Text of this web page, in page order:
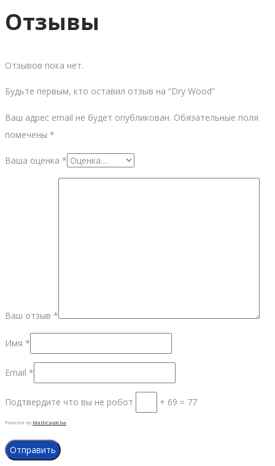
Отзывы
Отзывов пока нет.
Будьте первым, кто оставил отзыв на “Dry Wood”
Ваш адрес email не будет опубликован. Обязательные поля
помечены *
Ваша оценка *
Ваш отзыв *
Имя *
Email *
Подтвердите что вы не робот + 69 = 77
Powered by MathCaptcha